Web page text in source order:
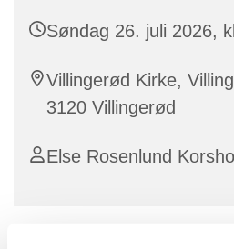
Søndag 26. juli 2026,
Villingerød Kirke,
3120 Villingerød
Else Rosenlund